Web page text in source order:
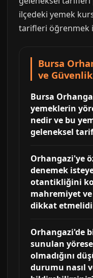
ilçedeki yemek
tarifleri öğrenmek
Bursa
ve
Bursa
yemeklerin
nedir ve bu
geleneksel
Orhangazi'ye
denemek
otantikliğini
mahremiyet
dikkat
Orhangazi'de
sunulan
olmadığını
durumu nasıl